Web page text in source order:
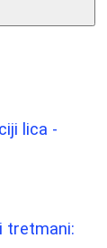
lica -
tretmani: